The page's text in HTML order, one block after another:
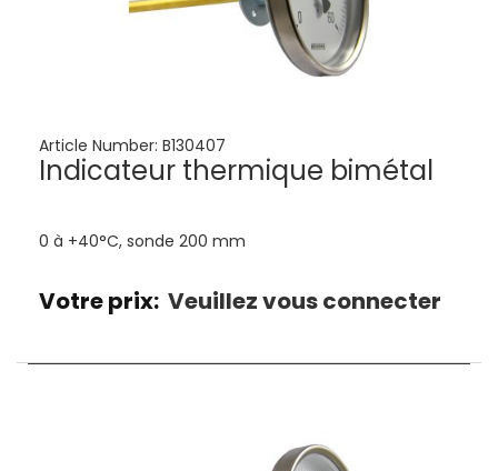
Article Number: B130407
Indicateur thermique bimétal
0 à +40°C, sonde 200 mm
Votre prix: Veuillez vous connecter